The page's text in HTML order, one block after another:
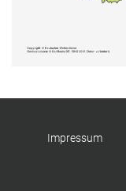
Impressum